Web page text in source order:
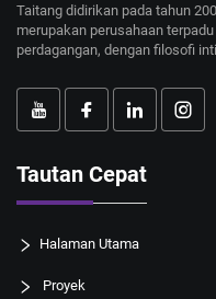
Taitang didirikan pada tahun
merupakan perusahaan
perdagangan, dengan filosofi
Tautan Cepat
Halaman Utama
Proyek